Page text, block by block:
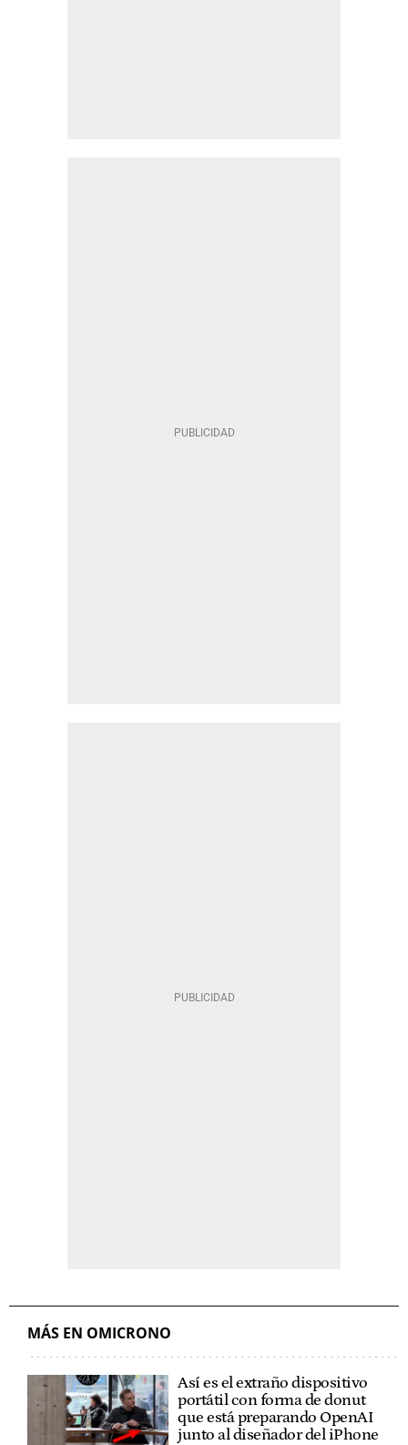
MÁS EN OMICRONO
Así es el extraño dispositivo
portátil con forma de donut
que está preparando OpenAI
junto al diseñador del iPhone